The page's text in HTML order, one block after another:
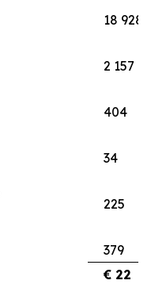
18 928
2 157
404
34
225
379
€ 22